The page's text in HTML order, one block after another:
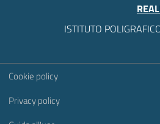
ISTITUTO
Sezione Link Utili
Cookie policy
Privacy policy